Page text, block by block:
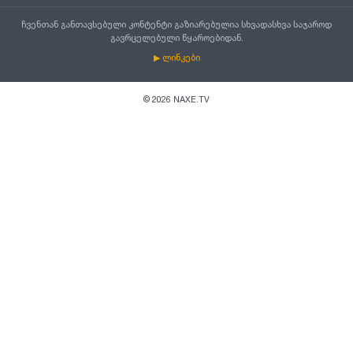
ჩვენთან განთავსებული კონტენტი გაზიარებულია სხვადასხვა საჯაროდ
გავრცელებული წყაროებიდან.
▶ ლინკები
© 2026 NAXE.TV